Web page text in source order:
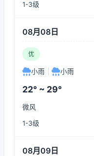
1-3级
08月08日
优
小雨 小雨
22° ~ 29°
微风
1-3级
08月09日